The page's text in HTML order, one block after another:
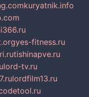
kuryatnik.info
yes-fitness.ru
tishinapve.ru
lord-tv.ru
lordfilm13.ru